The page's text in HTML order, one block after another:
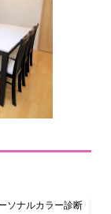
ソナルカラー診断